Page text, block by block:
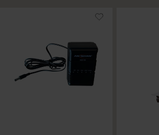
Højeste pris